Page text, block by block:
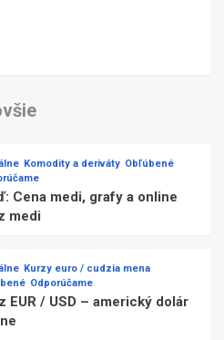
Komodity a deriváty Obľúbené
Cena medi, grafy a online
medi
Kurzy euro / cudzia mena
Odporúčame
EUR / USD – americký dolár